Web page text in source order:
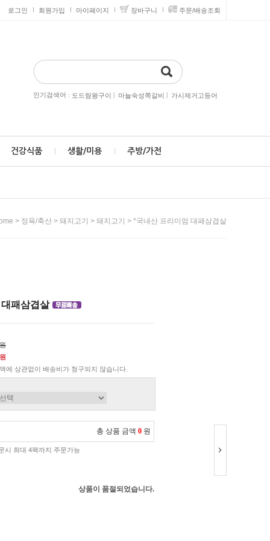
로그인 회원가입 마이페이지 장바구니 주문/배송조회
인기검색어 : 도드람왕구이 | 마늘숙성쪽갈비 | 가시제거고등어
건강식품 생활/미용 주방/가전
> 정육/축산 > 돼지고기 > 돼지고기 > *국내산 프리미엄 대패삼겹살
패삼겹살
에 상관없이 배송비가 청구되지 않습니다.
총 상품 금액 0 원
시 최대 4팩까지 주문가능
상품이 품절되었습니다.